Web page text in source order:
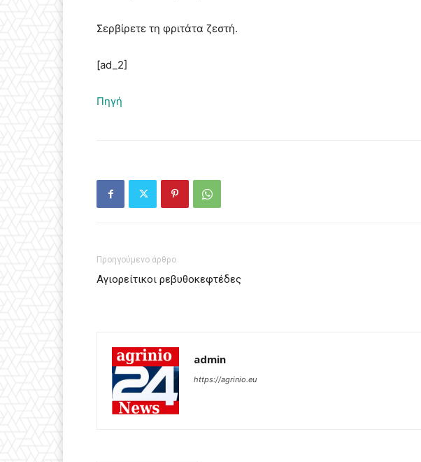
Σερβίρετε τη φριτάτα ζεστή.
[ad_2]
Πηγή
Προηγούμενο άρθρο
Αγιορείτικοι ρεβυθοκεφτέδες
admin
https://agrinio.eu